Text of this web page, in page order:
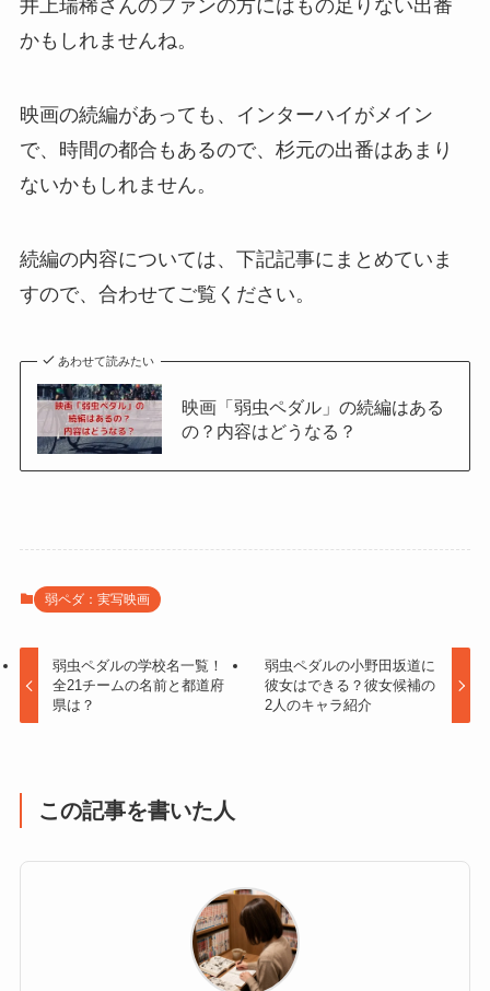
井上瑞稀さんのファンの方にはもの足りない出番
かもしれませんね。
映画の続編があっても、インターハイがメイン
で、時間の都合もあるので、杉元の出番はあまり
ないかもしれません。
続編の内容については、下記記事にまとめていま
すので、合わせてご覧ください。
あわせて読みたい
映画「弱虫ペダル」の続編はある
の？内容はどうなる？
弱ペダ：実写映画
弱虫ペダルの学校名一覧！
全21チームの名前と都道府
県は？
弱虫ペダルの小野田坂道に
彼女はできる？彼女候補の
2人のキャラ紹介
この記事を書いた人